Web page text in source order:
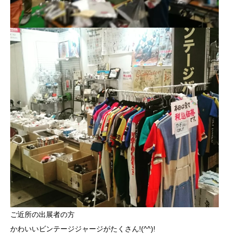
ご近所の出展者の方
かわいいビンテージジャージがたくさん!(^^)!